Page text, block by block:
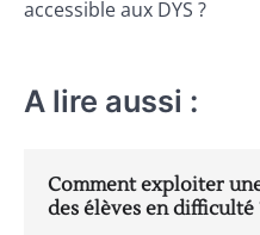
accessible aux DYS ?
A lire aussi :
Comment exploiter
des élèves en difficulté